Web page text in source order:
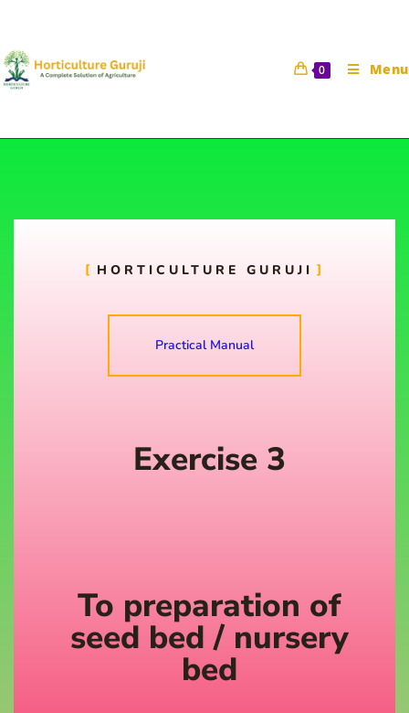
0 Menu
Horticulture Guruji
21 November 2021
HORTICULTURE GURUJI
Practical Manual
Exercise 3
To preparation of
seed bed / nursery
bed